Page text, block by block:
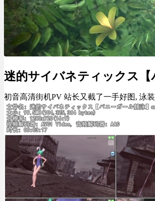
迷的サイバネティックス【
初音高清街机PV 站长又截了一手好图, 泳